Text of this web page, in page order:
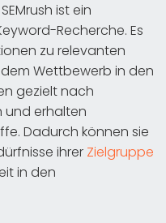
ist ein
Recherche. Es
zu relevanten
Wettbewerb in den
gezielt nach
und erhalten
Dadurch können sie
ihrer Zielgruppe
in den